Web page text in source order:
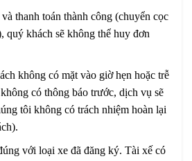
thanh toán thành công (chuyển cọc
quý khách sẽ không thể huy đơn
không có mặt vào giờ hẹn hoặc trễ
có thông báo trước, dịch vụ sẽ
tôi không có trách nhiệm hoàn lại
với loại xe đã đăng ký. Tài xế có